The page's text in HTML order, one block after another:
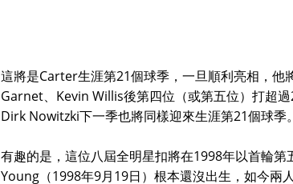
這將是Carter生涯第21個球季，一旦順利亮相，
Garnet、Kevin Willis後第四位（或第五位）打超
Dirk Nowitzki下一季也將同樣迎來生涯第21個球季。
有趣的是，這位八屆全明星扣將在1998年以首輪
Young（1998年9月19日）根本還沒出生，如今兩